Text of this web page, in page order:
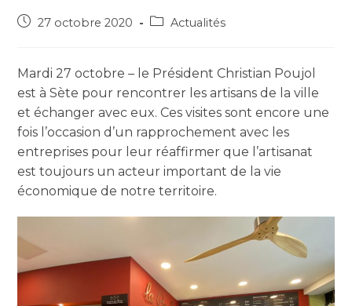
27 octobre 2020 Actualités
Mardi 27 octobre – le Président Christian Poujol
est à Sète pour rencontrer les artisans de la ville
et échanger avec eux. Ces visites sont encore une
fois l’occasion d’un rapprochement avec les
entreprises pour leur réaffirmer que l’artisanat
est toujours un acteur important de la vie
économique de notre territoire.